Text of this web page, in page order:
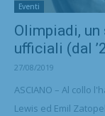
Eventi
Olimpiadi,
ufficiali (dal
27/08/2019
ASCIANO – Al collo
Lewis ed Emil